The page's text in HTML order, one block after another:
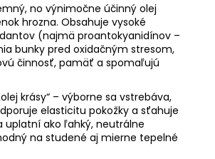
no výnimočne účinný olej
hrozna. Obsahuje vysoké
(najmä proantokyanidínov –
bunky pred oxidačným stresom,
činnosť, pamäť a spomaľujú
krásy“ – výborne sa vstrebáva,
elasticitu pokožky a sťahuje
uplatní ako ľahký, neutrálne
na studené aj mierne tepelné